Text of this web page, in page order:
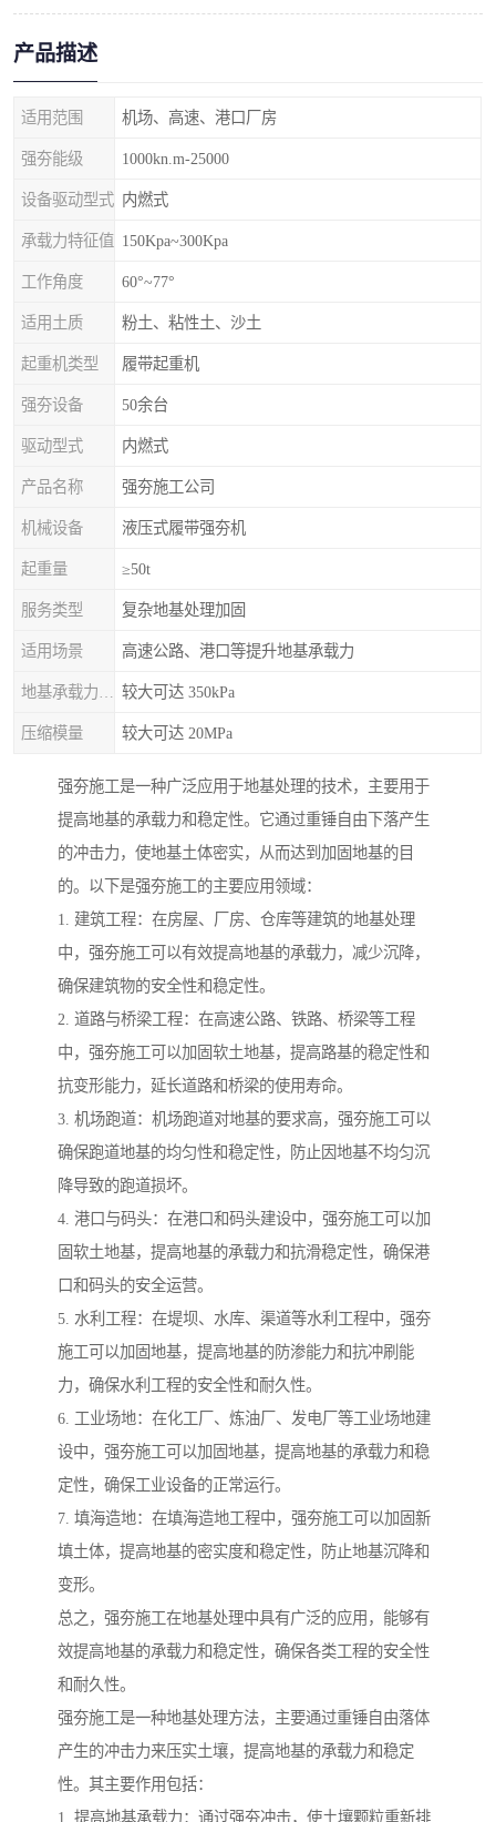
产品描述
适用范围 机场、高速、港口厂房
强夯能级 1000kn.m-25000
设备驱动型式 内燃式
承载力特征值 150Kpa~300Kpa
工作角度 60°~77°
适用土质 粉土、粘性土、沙土
起重机类型 履带起重机
强夯设备 50余台
驱动型式 内燃式
产品名称 强夯施工公司
机械设备 液压式履带强夯机
起重量 ≥50t
服务类型 复杂地基处理加固
适用场景 高速公路、港口等提升地基承载力
较大可达 350kPa
压缩模量 较大可达 20MPa
强夯施工是一种广泛应用于地基处理的技术，主要用于
提高地基的承载力和稳定性。它通过重锤自由下落产生
的冲击力，使地基土体密实，从而达到加固地基的目
的。以下是强夯施工的主要应用领域：
1. 建筑工程：在房屋、厂房、仓库等建筑的地基处理
中，强夯施工可以有效提高地基的承载力，减少沉降，
确保建筑物的安全性和稳定性。
2. 道路与桥梁工程：在高速公路、铁路、桥梁等工程
中，强夯施工可以加固软土地基，提高路基的稳定性和
抗变形能力，延长道路和桥梁的使用寿命。
3. 机场跑道：机场跑道对地基的要求高，强夯施工可以
确保跑道地基的均匀性和稳定性，防止因地基不均匀沉
降导致的跑道损坏。
4. 港口与码头：在港口和码头建设中，强夯施工可以加
固软土地基，提高地基的承载力和抗滑稳定性，确保港
口和码头的安全运营。
5. 水利工程：在堤坝、水库、渠道等水利工程中，强夯
施工可以加固地基，提高地基的防渗能力和抗冲刷能
力，确保水利工程的安全性和耐久性。
6. 工业场地：在化工厂、炼油厂、发电厂等工业场地建
设中，强夯施工可以加固地基，提高地基的承载力和稳
定性，确保工业设备的正常运行。
7. 填海造地：在填海造地工程中，强夯施工可以加固新
填土体，提高地基的密实度和稳定性，防止地基沉降和
变形。
总之，强夯施工在地基处理中具有广泛的应用，能够有
效提高地基的承载力和稳定性，确保各类工程的安全性
和耐久性。
强夯施工是一种地基处理方法，主要通过重锤自由落体
产生的冲击力来压实土壤，提高地基的承载力和稳定
性。其主要作用包括：
1. 提高地基承载力：通过强夯冲击，使土壤颗粒重新排